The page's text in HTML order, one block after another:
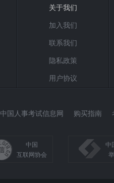
关于我们
加入我们
联系我们
隐私政策
用户协议
中国人事考试信息网 购买指南
中国
互联网协会
中